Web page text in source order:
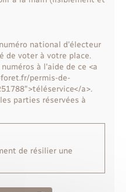
national d'électeur
de voter à votre place.
à l'aide de ce <a
permis-de-
a>.
parties réservées à
de résilier une